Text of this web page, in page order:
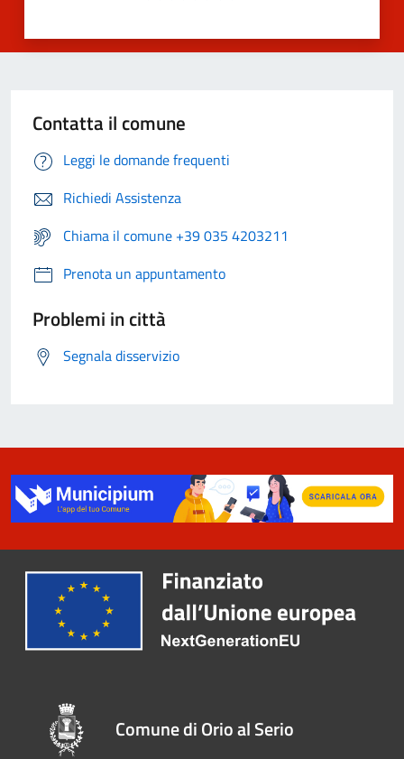
Contatta il comune
Leggi le domande frequenti
Richiedi Assistenza
Chiama il comune +39 035 4203211
Prenota un appuntamento
Problemi in città
Segnala disservizio
Comune di Orio al Serio